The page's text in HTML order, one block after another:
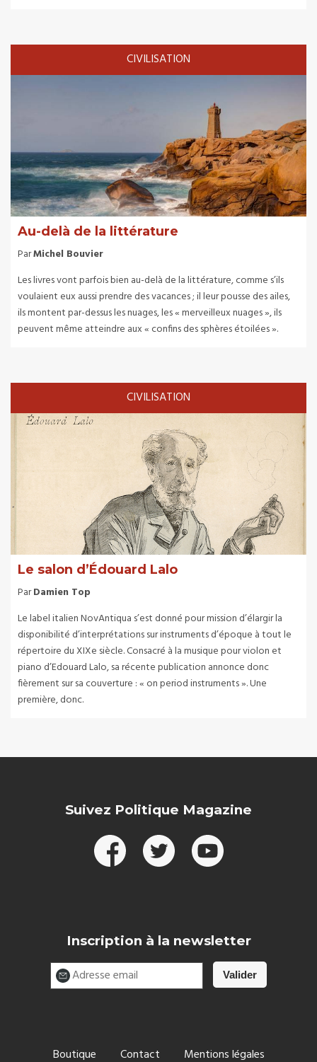
CIVILISATION
Au-delà de la littérature
ParMichel Bouvier
Les livres vont parfois bien au-delà de la littérature, comme s’ils
voulaient eux aussi prendre des vacances ; il leur pousse des ailes,
ils montent par-dessus les nuages, les « merveilleux nuages », ils
peuvent même atteindre aux « confins des sphères étoilées ».
CIVILISATION
Le salon d’Édouard Lalo
ParDamien Top
Le label italien NovAntiqua s’est donné pour mission d’élargir la
disponibilité d’interprétations sur instruments d’époque à tout le
répertoire du XIXe siècle. Consacré à la musique pour violon et
piano d’Edouard Lalo, sa récente publication annonce donc
fièrement sur sa couverture : « on period instruments ». Une
première, donc.
Suivez Politique Magazine
Inscription à la newsletter
Boutique Contact Mentions légales